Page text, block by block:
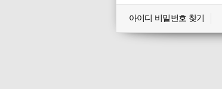
아이디 비밀번호 찾기